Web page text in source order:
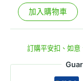
加入購物車
訂購平安扣、如意